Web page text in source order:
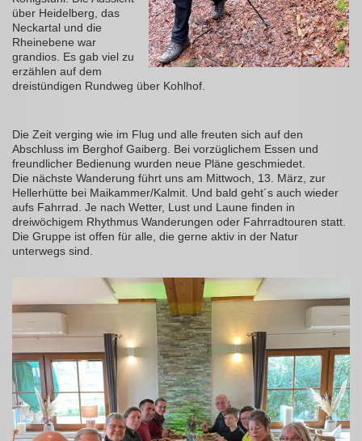
über Heidelberg, das
Neckartal und die
Rheinebene war
grandios. Es gab viel zu
erzählen auf dem
dreistündigen Rundweg über Kohlhof.
Die Zeit verging wie im Flug und alle freuten sich auf den
Abschluss im Berghof Gaiberg. Bei vorzüglichem Essen und
freundlicher Bedienung wurden neue Pläne geschmiedet.
Die nächste Wanderung führt uns am Mittwoch, 13. März, zur
Hellerhütte bei Maikammer/Kalmit. Und bald geht´s auch wieder
aufs Fahrrad. Je nach Wetter, Lust und Laune finden in
dreiwöchigem Rhythmus Wanderungen oder Fahrradtouren statt.
Die Gruppe ist offen für alle, die gerne aktiv in der Natur
unterwegs sind.